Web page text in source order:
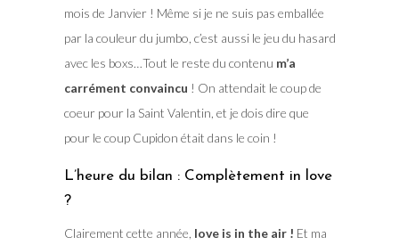
mois de Janvier ! Même si je ne suis pas emballée
par la couleur du jumbo, c’est aussi le jeu du hasard
avec les boxs…Tout le reste du contenu m’a
carrément convaincu ! On attendait le coup de
coeur pour la Saint Valentin, et je dois dire que
pour le coup Cupidon était dans le coin !
L’heure du bilan : Complètement in love
?
Clairement cette année, love is in the air ! Et ma